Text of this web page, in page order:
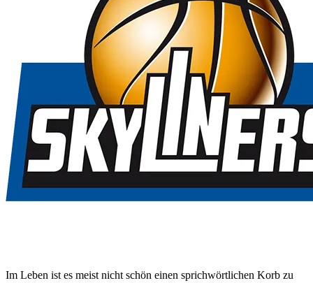
Im Leben ist es meist nicht schön einen sprichwörtlichen Korb zu